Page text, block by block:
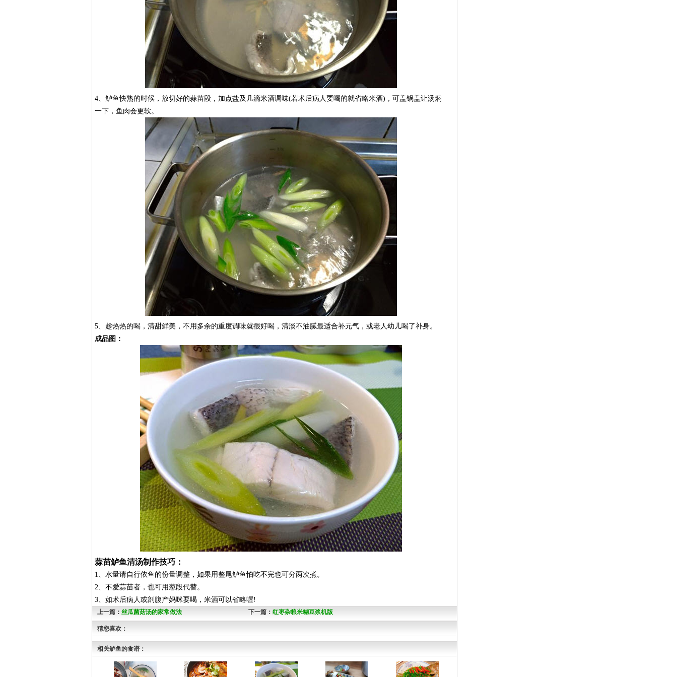
4、鲈鱼快熟的时候，放切好的蒜苗段，加点盐及几滴米酒调味(若术后病人要喝的就省略米酒)，可盖锅盖让汤焖
一下，鱼肉会更软。
5、趁热热的喝，清甜鲜美，不用多余的重度调味就很好喝，清淡不油腻最适合补元气，或老人幼儿喝了补身。
成品图：
蒜苗鲈鱼清汤制作技巧：
1、水量请自行依鱼的份量调整，如果用整尾鲈鱼怕吃不完也可分两次煮。
2、不爱蒜苗者，也可用葱段代替。
3、如术后病人或剖腹产妈咪要喝，米酒可以省略喔!
上一篇： 丝瓜菌菇汤的家常做法 下一篇： 红枣杂粮米糊豆浆机版
猜您喜欢：
相关鲈鱼的食谱：